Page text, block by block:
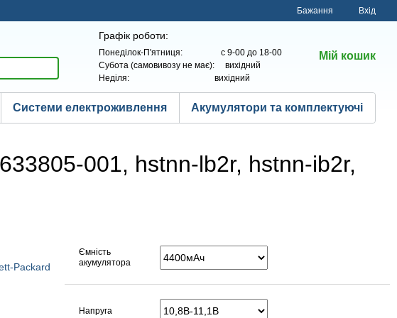
Бажання Вхід
Графік роботи:
Понеділок-П'ятниця: с 9-00 до 18-00
Субота (самовивозу не має): вихідний
Неділя: вихідний
Мій кошик
Системи електроживлення Акумулятори та комплектуючі
001, hstnn-lb2r, hstnn-ib2r,
Ємність
акумулятора
Напруга